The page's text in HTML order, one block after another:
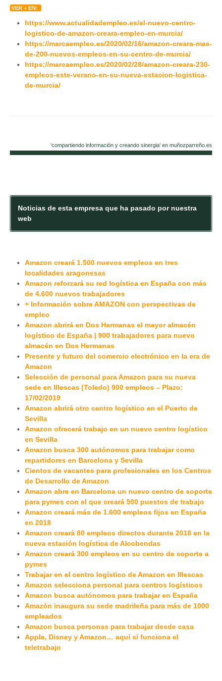
VER + EN:
https://www.actualidadempleo.es/el-nuevo-centro-
logistico-de-amazon-creara-empleo-en-murcia/
https://marcaempleo.es/2020/02/16/amazon-creara-mas-
de-200-nuevos-empleos-en-su-centro-de-murcia/
https://marcaempleo.es/2020/02/28/amazon-creara-230-
empleos-este-verano-en-su-nueva-estacion-logistica-
de-murcia/
'compartiendo información y creando sinergia' en muñozparreño.es
Noticias de esta empresa que ha pasado por nuestra
web
Amazon creará 1.500 nuevos empleos en tres
localidades aragonesas
Amazon reforzará su red logística en España con más
de 4.600 nuevos trabajadores
+ Información sobre AMAZON con perspectivas de
empleo
Amazon abrirá en Dos Hermanas el mayor almacén
logístico de España | 900 trabajadores para nuevo
almacén en Dos Hermanas
Presente y futuro del comercio electrónico en la era de
Amazon
Selección de personal para Amazon para su nueva
sede en Illescas (Toledo) 900 empleos – Plazo:
17/02/2019
Amazon abrirá otro centro logístico en el Puerto de
Sevilla
Amazon ofrecerá trabajo en un nuevo centro logístico
en Sevilla
Amazon busca 300 autónomos para trabajar como
repartidores en Barcelona y Sevilla
Cientos de vacantes para profesionales en los Centros
de Desarrollo de Amazon
Amazon abre en Barcelona un nuevo centro de soporte
para pymes con el que creará 500 puestos de trabajo
Amazon creará más de 1.600 empleos fijos en España
en 2018
Amazon creará 80 empleos directos durante 2018 en la
nueva estación logística de Alcobendas
Amazon creará 300 empleos en su centro de soporte a
pymes
Trabajar en el centro logístico de Amazon en Illescas
Amazon selecciona personal para centros logísticos
Amazon busca autónomos para trabajar en España
Amazón inaugura su sede madrileña para más de 1000
empleados
Amazon busca personas para trabajar desde casa
Apple, Disney y Amazon… aquí sí funciona el
teletrabajo